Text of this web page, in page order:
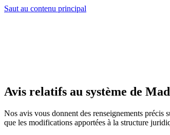
Saut au contenu principal
Avis relatifs au système de
Nos avis vous donnent des renseignements précis
que les modifications apportées à la structure